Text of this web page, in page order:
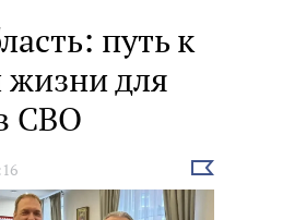
путь к
жизни для
СВО
Выбрать
новость